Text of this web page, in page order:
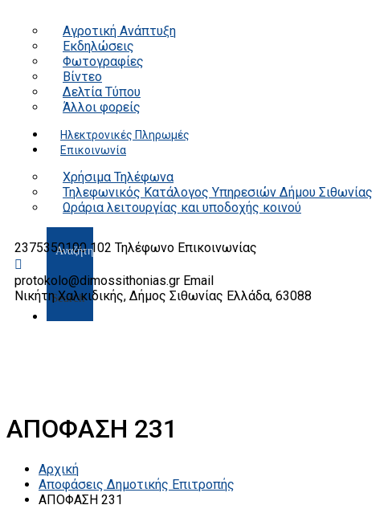
Αγροτική Ανάπτυξη
Εκδηλώσεις
Φωτογραφίες
Βίντεο
Δελτία Τύπου
Άλλοι φορείς
Ηλεκτρονικές Πληρωμές
Επικοινωνία
Χρήσιμα Τηλέφωνα
Τηλεφωνικός Κατάλογος Υπηρεσιών Δήμου Σιθωνίας
Ωράρια λειτουργίας και υποδοχής κοινού
Search
2375350100 102 Τηλέφωνο Επικοινωνίας
protokolo@dimossithonias.gr Email
Νικήτη Χαλκιδικής, Δήμος Σιθωνίας Ελλάδα, 63088
ΑΠΟΦΑΣΗ 231
Αρχική
Αποφάσεις Δημοτικής Επιτροπής
ΑΠΟΦΑΣΗ 231